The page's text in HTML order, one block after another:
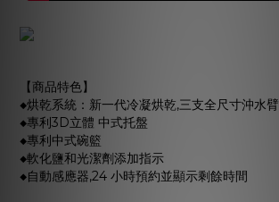
【商品特色】
◆烘乾系統：新一代冷凝烘乾,三支全尺寸沖水臂
◆專利3D立體 中式托盤
◆專利中式碗籃
◆軟化鹽和光潔劑添加指示
◆自動感應器,24 小時預約並顯示剩餘時間